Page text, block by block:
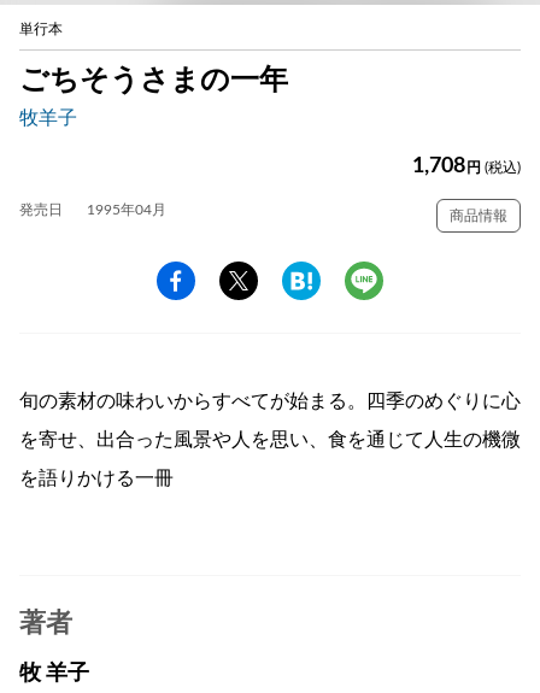
単行本
ごちそうさまの一年
牧羊子
1,708 円 (税込)
発売日 1995年04月 商品情報
旬の素材の味わいからすべてが始まる。四季のめぐりに心
を寄せ、出合った風景や人を思い、食を通じて人生の機微
を語りかける一冊
著者
牧 羊子